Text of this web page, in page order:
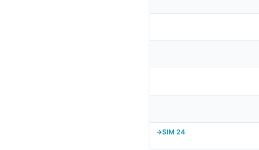
SIM 24